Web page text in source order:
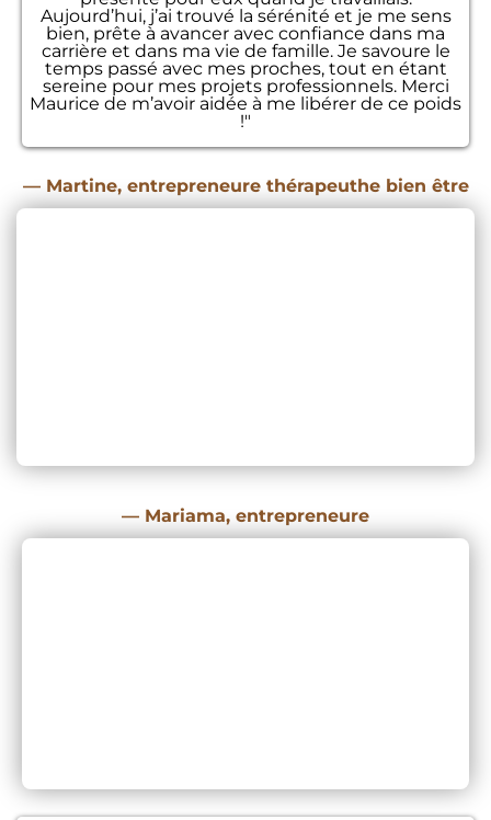
Aujourd’hui, j’ai trouvé la sérénité et je me sens
bien, prête à avancer avec confiance dans ma
carrière et dans ma vie de famille. Je savoure le
temps passé avec mes proches, tout en étant
sereine pour mes projets professionnels. Merci
Maurice de m’avoir aidée à me libérer de ce poids
!"
— Martine, entrepreneure thérapeuthe bien être
— Mariama, entrepreneure